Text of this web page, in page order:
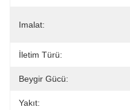
Imalat:
İletim Türü:
Beygir Gücü:
Yakıt: